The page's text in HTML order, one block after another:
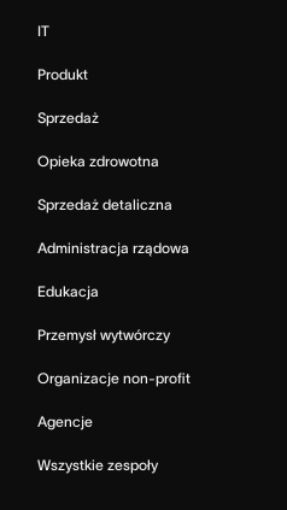
IT
Produkt
Sprzedaż
Opieka zdrowotna
Sprzedaż detaliczna
Administracja rządowa
Edukacja
Przemysł wytwórczy
Organizacje non-profit
Agencje
Wszystkie zespoły